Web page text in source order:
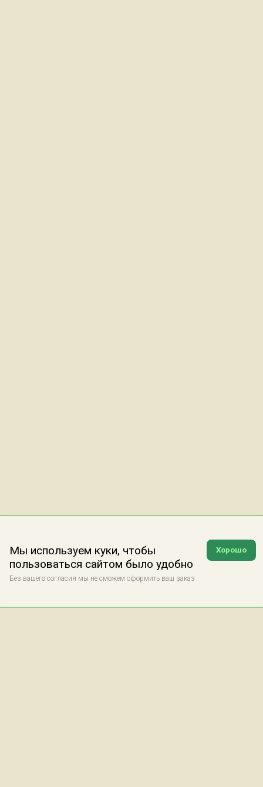
Хорошо
Мы используем куки, чтобы
пользоваться сайтом было удобно
Без вашего согласия мы не сможем оформить ваш заказ